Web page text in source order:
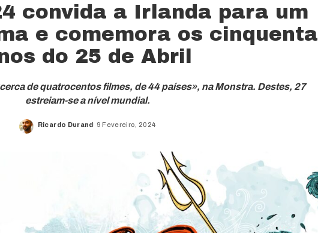
convida a Irlanda para um
e comemora os cinquenta
do 25 de Abril
de quatrocentos filmes, de 44 países», na Monstra. Destes, 27
estreiam-se a nível mundial.
Posted
Ricardo Durand 9 Fevereiro, 2024